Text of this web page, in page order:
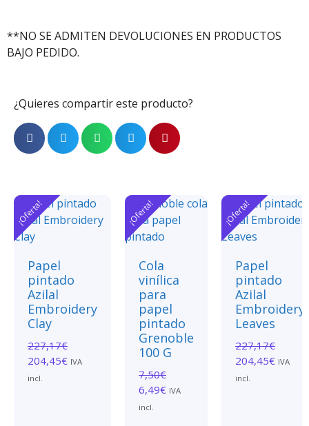
**NO SE ADMITEN DEVOLUCIONES EN PRODUCTOS
BAJO PEDIDO.
¿Quieres compartir este producto?
¡Oferta!
Papel
pintado
Azilal
Embroidery
Clay
227,17€
204,45€ IVA
incl.
¡Oferta!
Cola
vinílica
para
papel
pintado
Grenoble
100 G
7,50€
6,49€ IVA
incl.
¡Oferta!
Papel
pintado
Azilal
Embroidery
Leaves
227,17€
204,45€ IVA
incl.